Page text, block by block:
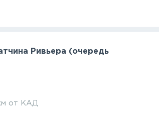
Ривьера (очередь
от КАД